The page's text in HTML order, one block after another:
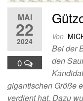
MAI
22
2024
0
Von
Bei der
den
gigantischen Größe
verdient hat. Dazu